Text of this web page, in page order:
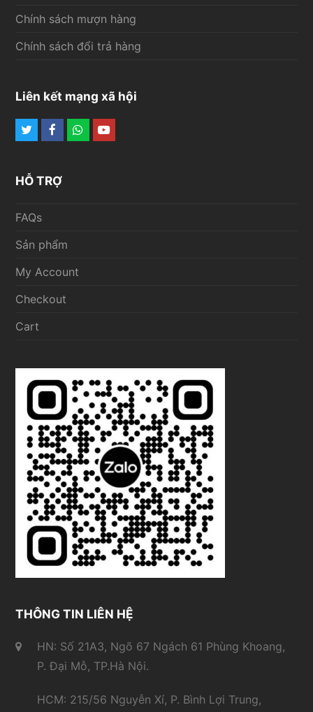
Chính sách mượn hàng
Chính sách đổi trả hàng
Liên kết mạng xã hội
TwitterFacebook
Whatsapp
Youtube
HỖ TRỢ
FAQs
Sản phẩm
My Account
Checkout
Cart
THÔNG TIN LIÊN HỆ
HN: Số 21A3, Ngõ 67 Ngách 61 Phùng Khoang,
P. Đại Mỗ, TP.Hà Nội.
HCM: 215/56 Nguyễn Xí, P. Bình Lợi Trung,